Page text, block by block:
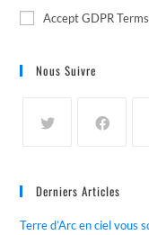
Accept GDPR Terms
Nous Suivre
Derniers Articles
Terre d’Arc en ciel vous